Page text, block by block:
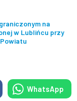
na
w Lublińcu przy
WhatsApp